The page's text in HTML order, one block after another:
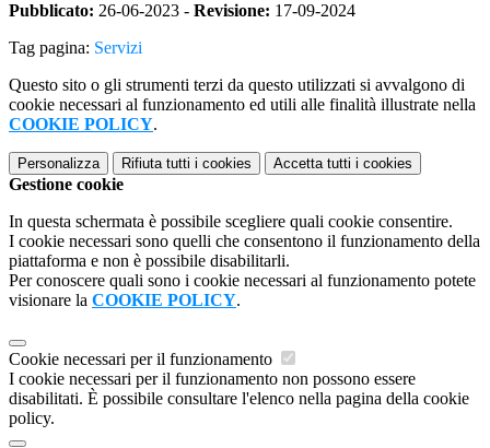
Pubblicato: 26-06-2023 - Revisione: 17-09-2024
Tag pagina: Servizi
Questo sito o gli strumenti terzi da questo utilizzati si avvalgono di
cookie necessari al funzionamento ed utili alle finalità illustrate nella
COOKIE POLICY.
Personalizza Rifiuta tutti i cookies Accetta tutti i cookies
Gestione cookie
In questa schermata è possibile scegliere quali cookie consentire.
I cookie necessari sono quelli che consentono il funzionamento della
piattaforma e non è possibile disabilitarli.
Per conoscere quali sono i cookie necessari al funzionamento potete
visionare la COOKIE POLICY.
Cookie necessari per il funzionamento
I cookie necessari per il funzionamento non possono essere
disabilitati. È possibile consultare l'elenco nella pagina della cookie
policy.